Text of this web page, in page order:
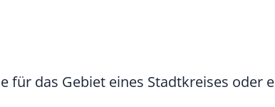
für das Gebiet eines Stadtkreises